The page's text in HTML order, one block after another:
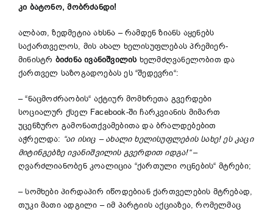
კი ბატონო, მობრძანდი!
ალბათ, ზედმეტია ახსნა – რამდენ ზიანს აყენებს
საქართველოს, მის ახალ ხელისუფლებას პრემიერ-
მინისტრ ბიძინა ივანიშვილისხელმძღვანელობით და
ქართველ საზოგადოებას ეს “შედევრი“:
– “ნაცმოძრაობის“ აქტიურ მომხრეთა გვერდები
სოციალურ ქსელ Facebook-ში ჩარკვიანის მიმართ
უცენზურო გამონათქვამებითა და ბრალდებებით
აჭრელდა: “აი ისიც – ახალი ხელისუფლების სახე! ეს კაცი
მიტინგებზე ივანიშვილის გვერდით იდგა!“–
ღვარძლიანობენ კოალიცია “ქართული ოცნების“ მტრები;
– სომხები პირდაპირ იწოდებიან ქართველების მტრებად,
თუკი მათი ადგილი – იმ პარტიის აქციაზეა, რომელმაც